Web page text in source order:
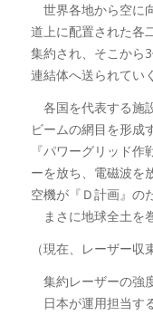
世界各地から空に
道上に配置された各
集約され、そこから
連結体へ送られていく
各国を代表する施
ビームの網目を形成
『パワーグリッド
ーを放ち、電磁波を
空機が『Ｄ計画』の
まさに地球全土を
（現在、レーザー収
集約レーザーの強
日本が運用担当す